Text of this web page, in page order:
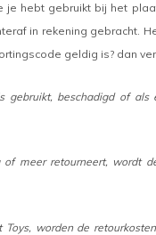
hebt gebruikt bij het
in rekening gebracht.
geldig is? dan
beschadigd of als
meer retourneert, wordt
worden de